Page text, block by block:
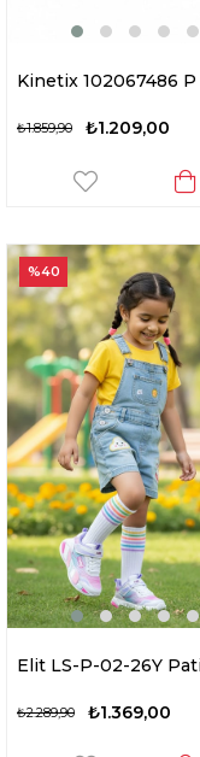
₺1.209,00
₺1.859,90
₺1.369,00
₺2.289,90
%40